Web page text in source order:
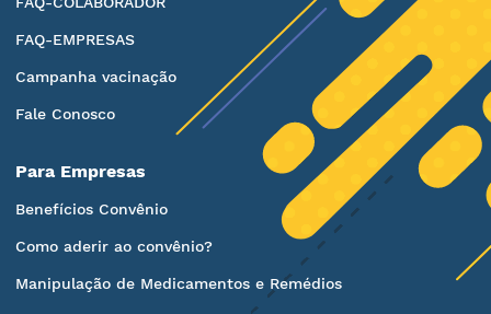
FAQ-EMPRESAS
Campanha vacinação
Fale Conosco
Para Empresas
Benefícios Convênio
Como aderir ao convênio?
Manipulação de Medicamentos e Remédios